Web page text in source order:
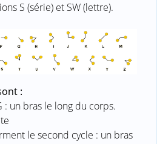
S (série) et SW (lettre).
:
: un bras le long du corps.
le second cycle : un bras